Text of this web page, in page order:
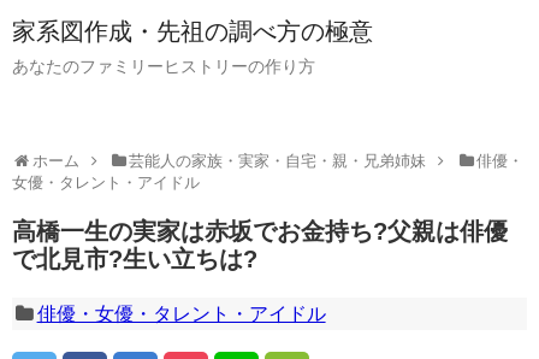
家系図作成・先祖の調べ方の極意
あなたのファミリーヒストリーの作り方
ホーム 芸能人の家族・実家・自宅・親・兄弟姉妹
俳優・
女優・タレント・アイドル
高橋一生の実家は赤坂でお金持ち?父親は俳優
で北見市?生い立ちは?
俳優・女優・タレント・アイドル